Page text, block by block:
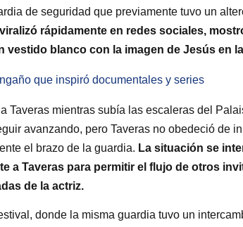
de seguridad que previamente tuvo un
rápidamente en redes sociales,
vestido blanco con la imagen de Jesús en
que inspiró documentales y series
Taveras mientras subía las escaleras del
avanzando, pero Taveras no obedeció de
el brazo de la guardia. La situación se
a Taveras para permitir el flujo de otros
de la actriz.
donde la misma guardia tuvo un